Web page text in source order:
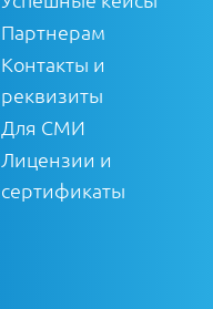
Партнерам
Контакты и
реквизиты
Для СМИ
Лицензии и
сертификаты